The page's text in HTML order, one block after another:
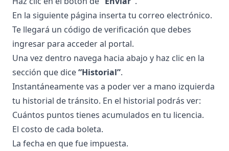
En la siguiente página inserta tu correo electrónico.
Te llegará un código de verificación que debes
ingresar para acceder al portal.
Una vez dentro navega hacia abajo y haz clic en la
sección que dice“Historial”.
Instantáneamente vas a poder ver a mano izquierda
tu historial de tránsito. En el historial podrás ver:
Cuántos puntos tienes acumulados en tu licencia.
El costo de cada boleta.
La fecha en que fue impuesta.